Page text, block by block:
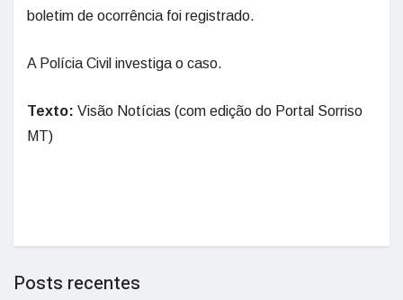
boletim de ocorrência foi registrado.
A Polícia Civil investiga o caso.
Texto: Visão Notícias (com edição do Portal Sorriso
MT)
Posts recentes